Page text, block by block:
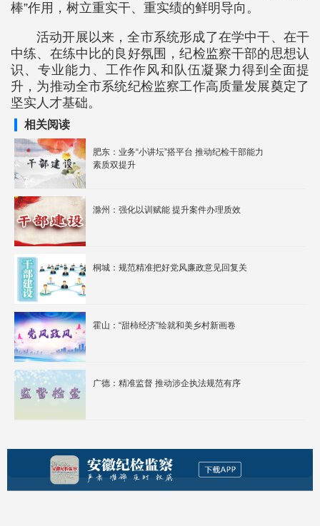
棒”作用，树立重实干、重实绩的鲜明导向。
活动开展以来，全市系统形成了在学中干、在干
中练、在练中比的良好氛围，纪检监察干部的思想认
识、专业能力、工作作风和队伍凝聚力得到全面提
升，为推动全市系统纪检监察工作高质量发展奠定了
坚实人才基础。
相关阅读
肥东：业务“小讲坛”搭平台 推动纪检干部能力
素质双提升
滁州：强化以训赋能 提升案件办理质效
桐城：规范精准把好党风廉政意见回复关
霍山：“甜柿经济”绘就和美乡村新画卷
广德：精准监督 推动涉企执法规范有序